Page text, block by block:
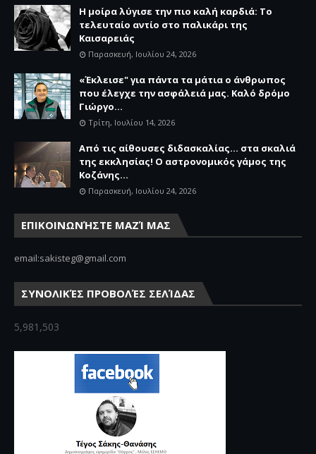
Η μοίρα λύγισε την πιο καλή καρδιά: Το
τελευταίο αντίο στο παλικάρι της
Καισαρειάς
Παρασκευή, Ιουλίου 24, 2026
«Έκλεισε" για πάντα τα μάτια ο άνθρωπος
που έλεγχε την ασφάλειά μας. Καλό δρόμο
Γιώργο...
Τρίτη, Ιουλίου 14, 2026
Από τις αίθουσες διδασκαλίας… στα σκαλιά
της εκκλησίας! Ο αστρονομικός γάμος της
Κοζάνης...
Παρασκευή, Ιουλίου 24, 2026
ΕΠΙΚΟΙΝΩΝΉΣΤΕ ΜΑΖΊ ΜΑΣ
email:sakisteg@gmail.com
ΣΥΝΟΛΙΚΈΣ ΠΡΟΒΟΛΈΣ ΣΕΛΊΔΑΣ
5,981,503